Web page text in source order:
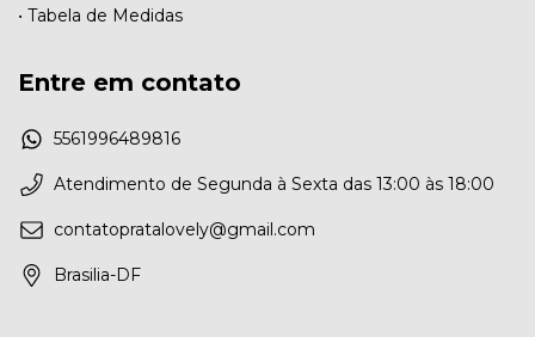
• Tabela de Medidas
Entre em contato
5561996489816
Atendimento de Segunda à Sexta das 13:00 às 18:00
contatopratalovely@gmail.com
Brasilia-DF